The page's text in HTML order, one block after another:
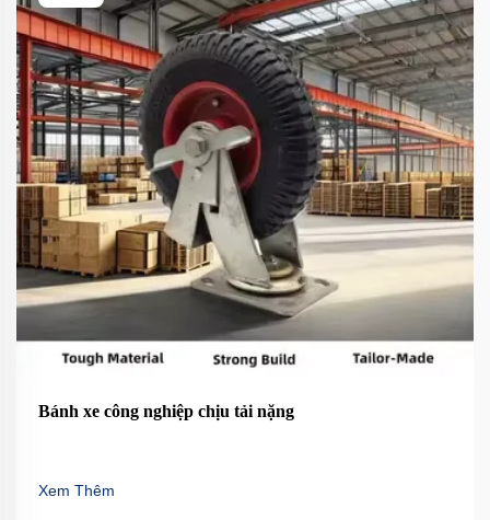
Bánh xe công nghiệp chịu tải nặng
Xem Thêm